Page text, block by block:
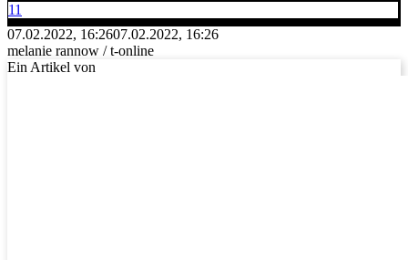
11
07.02.2022, 16:2607.02.2022, 16:26
melanie rannow / t-online
Ein Artikel von